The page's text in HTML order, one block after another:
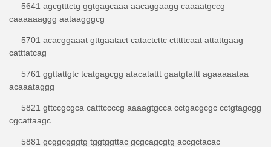
5641 agcgtttctg ggtgagcaaa aacaggaagg caaaatgccg
caaaaaaggg aataagggcg
5701 acacggaaat gttgaatact catactcttc ctttttcaat attattgaag
catttatcag
5761 ggttattgtc tcatgagcgg atacatattt gaatgtattt agaaaaataa
acaaataggg
5821 gttccgcgca catttccccg aaaagtgcca cctgacgcgc cctgtagcgg
cgcattaagc
5881 gcggcgggtg tggtggttac gcgcagcgtg accgctacac